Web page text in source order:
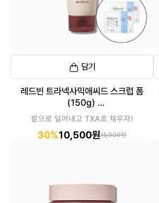
담기
레드빈 트라넥사믹애씨드 스크럽 폼
(150g)
(패드 6매입 증정)
팥으로 덜어내고 TXA로 채우자!
30%10,500원15,000원